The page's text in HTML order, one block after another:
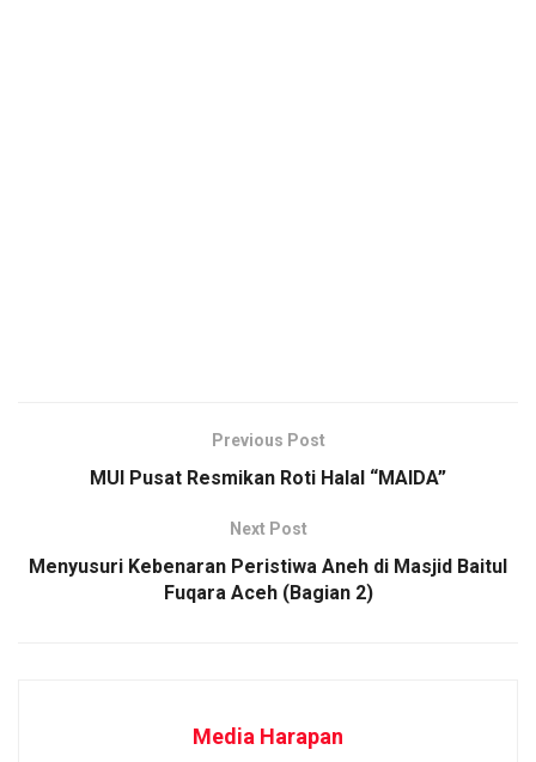
Previous Post
MUI Pusat Resmikan Roti Halal “MAIDA”
Next Post
Menyusuri Kebenaran Peristiwa Aneh di Masjid Baitul
Fuqara Aceh (Bagian 2)
Media Harapan